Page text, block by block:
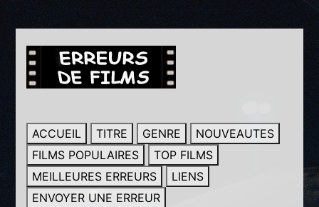
ACCUEIL TITRE GENRE
NOUVEAUTES
FILMS POPULAIRES
TOP FILMS
MEILLEURES ERREURS
LIENS
ENVOYER UNE ERREUR